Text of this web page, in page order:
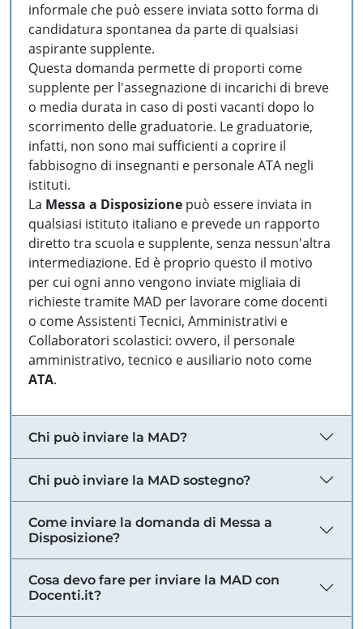
informale che può essere inviata sotto forma di
candidatura spontanea da parte di qualsiasi
aspirante supplente.
Questa domanda permette di proporti come
supplente per l'assegnazione di incarichi di breve
o media durata in caso di posti vacanti dopo lo
scorrimento delle graduatorie. Le graduatorie,
infatti, non sono mai sufficienti a coprire il
fabbisogno di insegnanti e personale ATA negli
istituti.
La Messa a Disposizione può essere inviata in
qualsiasi istituto italiano e prevede un rapporto
diretto tra scuola e supplente, senza nessun'altra
intermediazione. Ed è proprio questo il motivo
per cui ogni anno vengono inviate migliaia di
richieste tramite MAD per lavorare come docenti
o come Assistenti Tecnici, Amministrativi e
Collaboratori scolastici: ovvero, il personale
amministrativo, tecnico e ausiliario noto come
ATA.
Chi può inviare la MAD?
Chi può inviare la MAD sostegno?
Come inviare la domanda di Messa a
Disposizione?
Cosa devo fare per inviare la MAD con
Docenti.it?